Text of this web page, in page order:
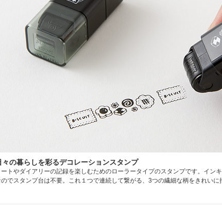
々の暮らしを彩るデコレーションスタンプ
ートやダイアリーの記録を楽しむためのローラータイプのスタンプです。イン
でスタンプ台は不要。これ１つで連続して繋がる、3つの繊細な柄をきれいに